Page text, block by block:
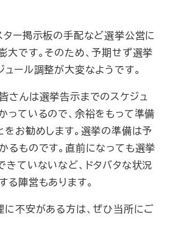
ター掲示板の手配など選挙公営に
大です。そのため、予期せず選挙
ュール調整が大変なようです。
さんは選挙告示までのスケジュ
っているので、余裕をもって準備
をお勧めします。選挙の準備は予
るものです。直前になっても選挙
きていないなど、ドタバタな状況
る陣営もあります。
に不安がある方は、ぜひ当所にご